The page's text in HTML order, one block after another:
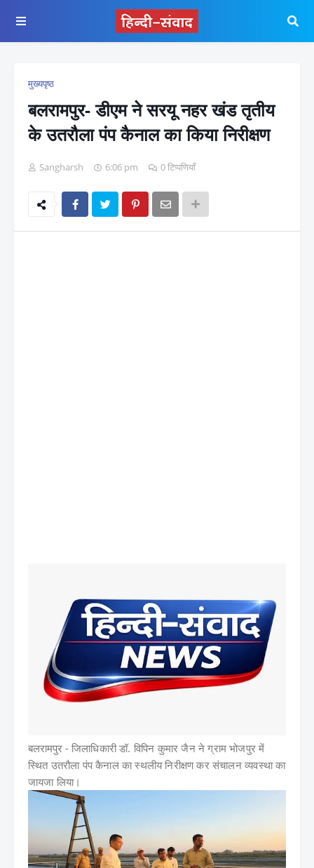
मुख्यपृष्ठ
बलरामपुर- डीएम ने सरयू नहर खंड तृतीय
के उतरौला पंप कैनाल का किया निरीक्षण
Sangharsh 6:06 pm 0 टिप्पणियाँ
बलरामपुर - जिलाधिकारी डॉ. विपिन कुमार जैन ने ग्राम भोजपुर में
स्थित उतरौला पंप कैनाल का स्थलीय निरीक्षण कर संचालन व्यवस्था का
जायजा लिया।